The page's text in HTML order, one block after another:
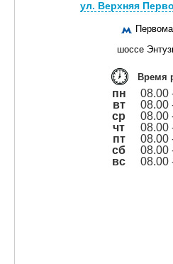
ул. Верхняя
шоссе
Время
пн
08.00
вт
08.00
ср
08.00
чт
08.00
пт
08.00
сб
08.00
вс
08.00